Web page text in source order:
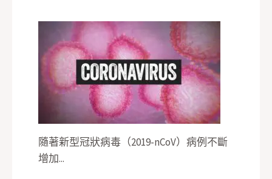
隨著新型冠狀病毒（2019-nCoV）病例不斷
增加...